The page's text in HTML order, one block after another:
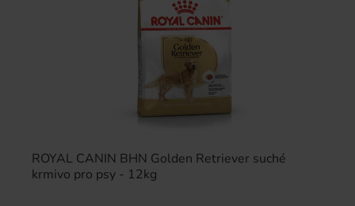
ROYAL CANIN BHN Golden Retriever suché
krmivo pro psy - 12kg